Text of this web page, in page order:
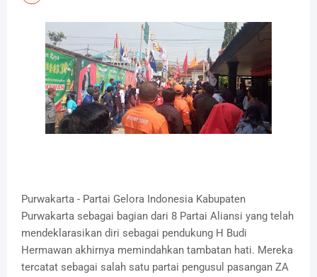
Purwakarta - Partai Gelora Indonesia Kabupaten
Purwakarta sebagai bagian dari 8 Partai Aliansi yang telah
mendeklarasikan diri sebagai pendukung H Budi
Hermawan akhirnya memindahkan tambatan hati. Mereka
tercatat sebagai salah satu partai pengusul pasangan ZA